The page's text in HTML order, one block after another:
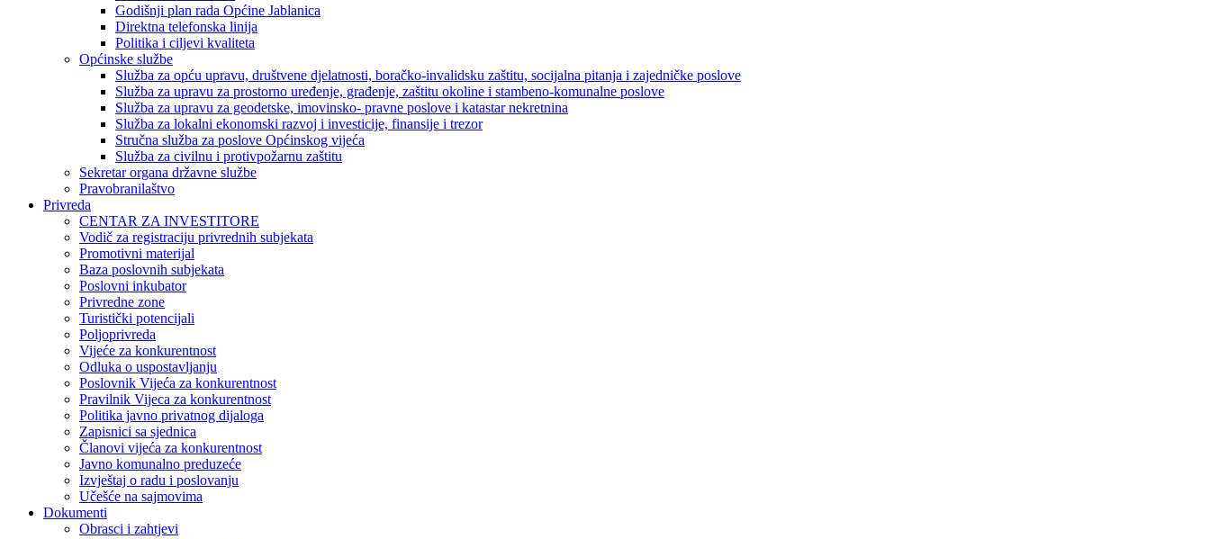
Godišnji plan rada Općine Jablanica
Direktna telefonska linija
Politika i ciljevi kvaliteta
Općinske službe
Služba za opću upravu, društvene djelatnosti, boračko-invalidsku zaštitu, socijalna pitanja i zajedničke poslove
Služba za upravu za prostorno uređenje, građenje, zaštitu okoline i stambeno-komunalne poslove
Služba za upravu za geodetske, imovinsko- pravne poslove i katastar nekretnina
Služba za lokalni ekonomski razvoj i investicije, finansije i trezor
Stručna služba za poslove Općinskog vijeća
Služba za civilnu i protivpožarnu zaštitu
Sekretar organa državne službe
Pravobranilaštvo
Privreda
CENTAR ZA INVESTITORE
Vodič za registraciju privrednih subjekata
Promotivni materijal
Baza poslovnih subjekata
Poslovni inkubator
Privredne zone
Turistički potencijali
Poljoprivreda
Vijeće za konkurentnost
Odluka o uspostavljanju
Poslovnik Vijeća za konkurentnost
Pravilnik Vijeca za konkurentnost
Politika javno privatnog dijaloga
Zapisnici sa sjednica
Članovi vijeća za konkurentnost
Javno komunalno preduzeće
Izvještaj o radu i poslovanju
Učešće na sajmovima
Dokumenti
Obrasci i zahtjevi